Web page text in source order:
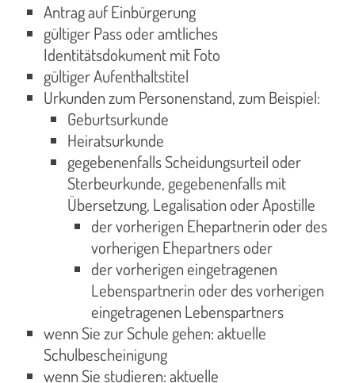
Antrag auf Einbürgerung
gültiger Pass oder amtliches
Identitätsdokument mit Foto
gültiger Aufenthaltstitel
Urkunden zum Personenstand, zum Beispiel:
Geburtsurkunde
Heiratsurkunde
gegebenenfalls Scheidungsurteil oder
Sterbeurkunde, gegebenenfalls mit
Übersetzung, Legalisation oder Apostille
der vorherigen Ehepartnerin oder des
vorherigen Ehepartners oder
der vorherigen eingetragenen
Lebenspartnerin oder des vorherigen
eingetragenen Lebenspartners
wenn Sie zur Schule gehen: aktuelle
Schulbescheinigung
wenn Sie studieren: aktuelle